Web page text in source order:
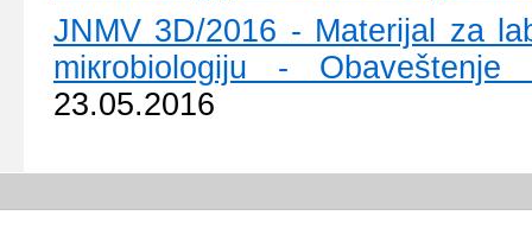
ЈNMV 3D/2016 - Mаtеriјаl zа
miкrоbiоlоgiјu -
23.05.2016